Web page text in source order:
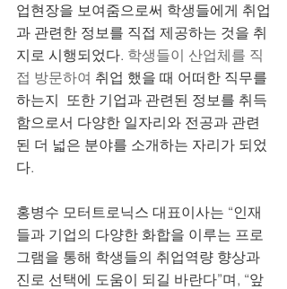
업현장을 보여줌으로써 학생들에게 취업
과 관련한 정보를 직접 제공하는 것을 취
지로 시행되었다. 학생들이 산업체를 직
접 방문하여 취업 했을 때 어떠한 직무를
하는지  또한 기업과 관련된 정보를 취득
함으로서 다양한 일자리와 전공과 관련
된 더 넓은 분야를 소개하는 자리가 되었
다.
홍병수 모터트로닉스 대표이사는 “인재
들과 기업의 다양한 화합을 이루는 프로
그램을 통해 학생들의 취업역량 향상과
진로 선택에 도움이 되길 바란다”며, “앞